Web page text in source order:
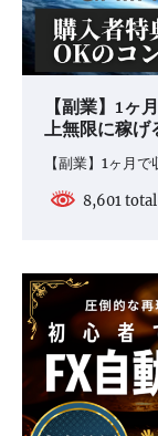
【副業】1
上無限に稼げ
【副業】1ヶ月
8,601